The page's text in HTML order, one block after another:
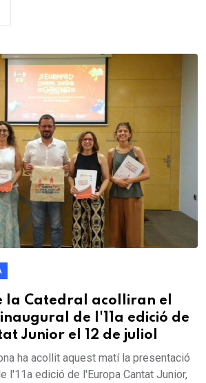
la Catedral acolliran el
de l'11a edició de
Junior el 12 de juliol
ha acollit aquest matí la presentació
l'11a edició de l'Europa Cantat Junior,